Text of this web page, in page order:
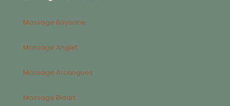
Massage Bayonne
Massage Anglet
Massage Arcangues
Massage Bidart